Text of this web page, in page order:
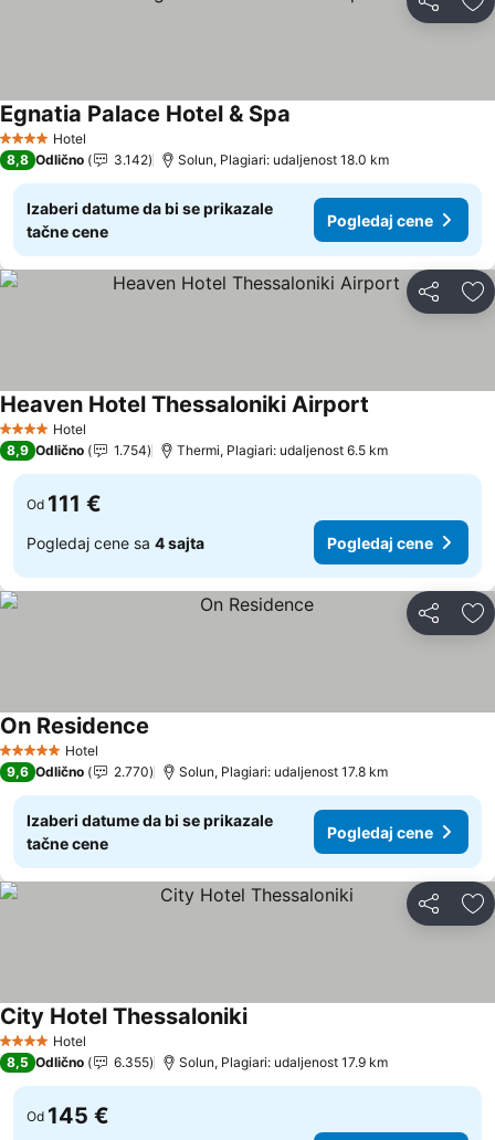
Deli
4 ZvezdiceHotel
Egnatia Palace Hotel & Spa
8,8 Odlično 3.142 Solun, Plagiari: udaljenost 18.0 km
Izaberi datume da bi se prikazale
tačne cene
Pogledaj cene
Deli
4 ZvezdiceHotel
Heaven Hotel Thessaloniki Airport
8,9 Odlično 1.754 Thermi, Plagiari: udaljenost 6.5 km
Od 111 €
Pogledaj cene sa 4 sajta Pogledaj cene
Deli
5 ZvezdiceHotel
On Residence
9,6 Odlično 2.770 Solun, Plagiari: udaljenost 17.8 km
Izaberi datume da bi se prikazale
tačne cene
Pogledaj cene
Deli
4 ZvezdiceHotel
City Hotel Thessaloniki
8,5 Odlično 6.355 Solun, Plagiari: udaljenost 17.9 km
Od 145 €